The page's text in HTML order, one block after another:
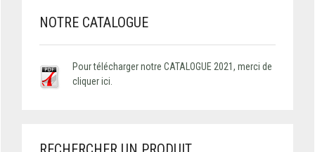
NOTRE CATALOGUE
Pour télécharger notre CATALOGUE 2021, merci de
cliquer ici.